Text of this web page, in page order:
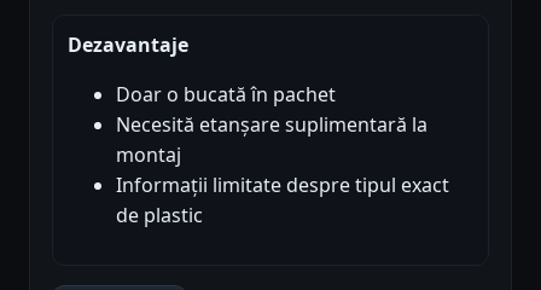
Dezavantaje
Doar o bucată în pachet
Necesită etanșare suplimentară la
montaj
Informații limitate despre tipul exact
de plastic